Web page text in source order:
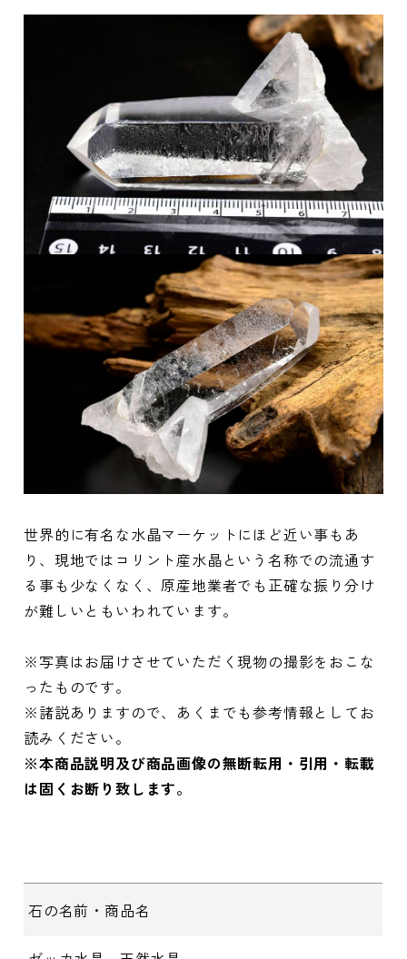
世界的に有名な水晶マーケットにほど近い事もあ
り、現地ではコリント産水晶という名称での流通す
る事も少なくなく、原産地業者でも正確な振り分け
が難しいともいわれています。
※写真はお届けさせていただく現物の撮影をおこな
ったものです。
※諸説ありますので、あくまでも参考情報としてお
読みください。
※本商品説明及び商品画像の無断転用・引用・転載
は固くお断り致します。
石の名前・商品名